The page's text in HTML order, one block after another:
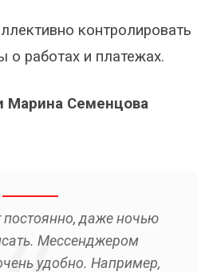
контролировать
о работах и платежах.
Марина Семенцова
даже ночью
Мессенджером
удобно. Например,